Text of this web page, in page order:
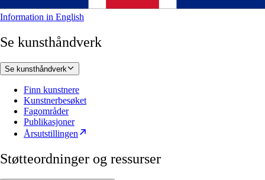
Information in English
Se kunsthåndverk
Se kunsthåndverk
Finn kunstnere
Kunstnerbesøket
Fagområder
Publikasjoner
Årsutstillingen
Støtteordninger og ressurser